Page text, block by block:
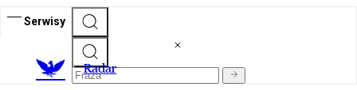
Serwisy
Radar